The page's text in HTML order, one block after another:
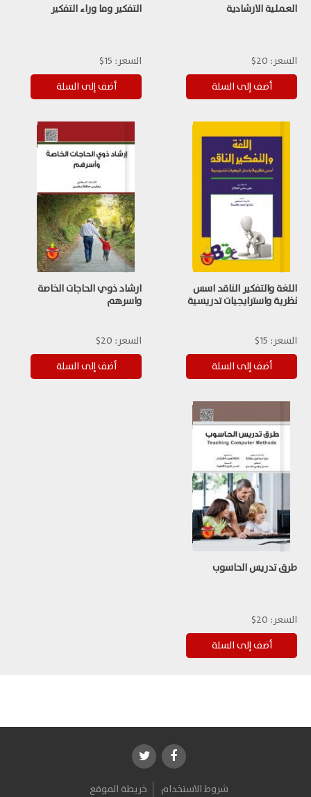
العملية الارشادية
السعر: 20$
التفكير وما وراء التفكير
السعر: 15$
اللغة والتفكير الناقد اسس
نظرية واسترايجيات تدريسية
السعر: 15$
ارشاد ذوي الحاجات الخاصة
واسرهم
السعر: 20$
طرق تدريس الحاسوب
السعر: 20$
شروط الاستخدام خريطة الموقع